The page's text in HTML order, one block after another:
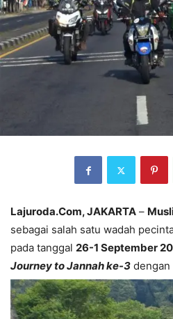
Lajuroda.Com, JAKARTA –
sebagai salah satu wadah
pada tanggal 26-1 September
Journey to Jannah ke-3 dengan